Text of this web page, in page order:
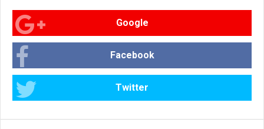
Google
Facebook
Twitter